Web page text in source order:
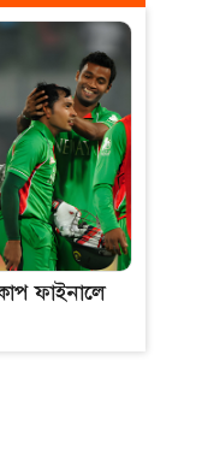
ফাইনালে